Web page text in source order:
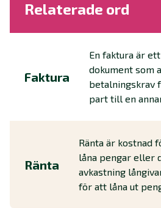
Relaterade ord
Faktura
En faktura är ett
dokument som
betalningskrav
part till en
Ränta
Ränta är kostnad
låna pengar eller
avkastning
för att låna ut